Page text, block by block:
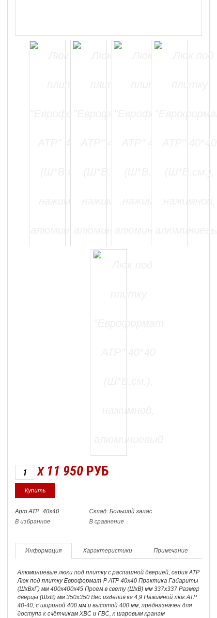
X 11 950 РУБ
Арт.АТР_40х40
Склад: Большой запас
В избранное
В сравнение
Информация Характеристики Примечание
Алюминиевые люки под плитку с распашной дверцей, серия АТР
Люк под плитку Евроформат-Р АТР 40х40 Практика Габариты
(ШхВхГ) мм 400х400х45 Проем в свету (ШхВ) мм 337х337 Размер
дверцы (ШхВ) мм 350х350 Вес изделия кг 4,9 Нажимной люк АТР
40-40, с шириной 400 мм и высотой 400 мм, предназначен для
доступа к счётчикам ХВС и ГВС, к шаровым кранам